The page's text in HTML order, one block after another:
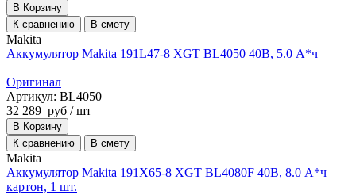
В Корзину
К сравнению
В смету
Makita
Аккумулятор Makita 191L47-8 XGT BL4050 40В, 5.0 А*ч
Оригинал
Артикул: BL4050
32 289 руб / шт
В Корзину
К сравнению
В смету
Makita
Аккумулятор Makita 191X65-8 XGT BL4080F 40В, 8.0 А*ч
картон, 1 шт.